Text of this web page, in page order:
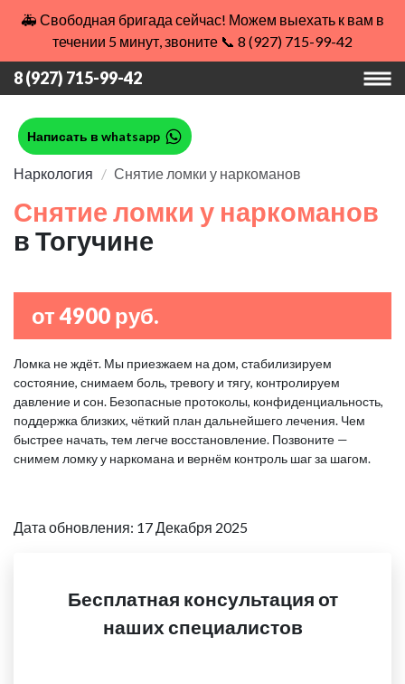
🚑 Свободная бригада сейчас! Можем выехать к вам в
течении 5 минут, звоните 📞 8 (927) 715-99-42
8 (927) 715-99-42
Написать в whatsapp
Наркология Снятие ломки у наркоманов
Снятие ломки у наркоманов
в Тогучине
от 4900 руб.
Ломка не ждёт. Мы приезжаем на дом, стабилизируем
состояние, снимаем боль, тревогу и тягу, контролируем
давление и сон. Безопасные протоколы, конфиденциальность,
поддержка близких, чёткий план дальнейшего лечения. Чем
быстрее начать, тем легче восстановление. Позвоните —
снимем ломку у наркомана и вернём контроль шаг за шагом.
Дата обновления: 17 Декабря 2025
Бесплатная консультация от
наших специалистов